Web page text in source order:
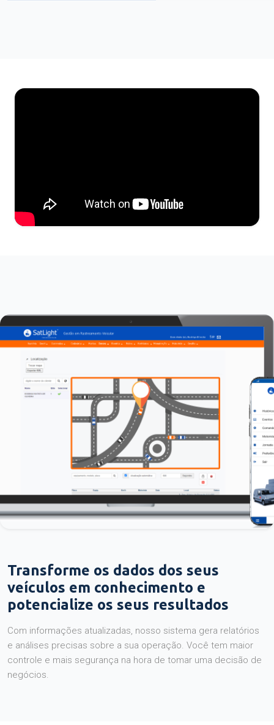
Transforme os dados dos seus
veículos em conhecimento e
potencialize os seus resultados
Com informações atualizadas, nosso sistema gera relatórios
e análises precisas sobre a sua operação. Você tem maior
controle e mais segurança na hora de tomar uma decisão de
negócios.